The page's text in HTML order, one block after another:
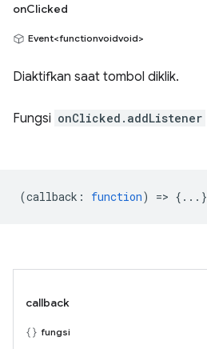
onClicked
Event<functionvoidvoid>
Diaktifkan saat tombol diklik.
Fungsi onClicked.addListener
(callback : function) => {...}
callback
fungsi